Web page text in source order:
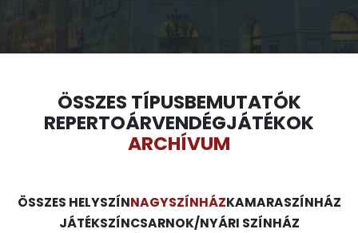
ÖSSZES TÍPUSBEMUTATÓK
REPERTOÁRVENDÉGJÁTÉKOK
ARCHÍVUM
ÖSSZES HELYSZÍNNAGYSZÍNHÁZKAMARASZÍNHÁZ
JÁTÉKSZÍNCSARNOK/NYÁRI SZÍNHÁZ